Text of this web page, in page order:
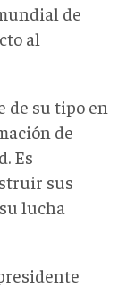
de
al
de su tipo en
de
Es
sus
lucha